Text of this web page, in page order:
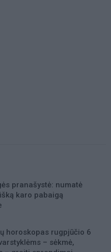
pranašystė: numatė
karo pabaigą
horoskopas rugpjūčio 6
– sėkmė,